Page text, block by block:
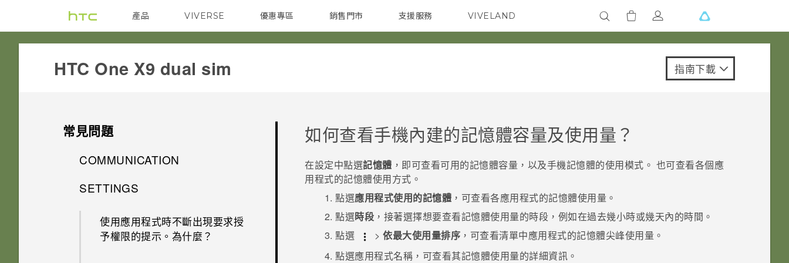
產品
VIVE G REIGNS 智慧型手機 配件
VIVERSE 優惠專區
焦點訊息 校園專案 企業採購
銷售門市
銷售通路 支援服務 VIVELAND
HTC One X9 dual sim‎ 指南下載
常見問題
COMMUNICATION
螢幕在使用擴音功能時會關閉，
如何設定預設的簡訊應用程式？
SETTINGS
使用應用程式時不斷出現要求授
予權限的提示。為什麼？
如何查看手機內建的記憶體容量及使用量？
在設定中點選記憶體 ，即可查看可用的記憶體容量，以及手機記憶體的使用模式。 也可查看各個應
用程式的記憶體使用方式。
點選應用程式使用的記憶體 ，可查看各應用程式的記憶體使用量。
點選時段 ，接著選擇想要查看記憶體使用量的時段，例如在過去幾小時或幾天內的時間。
點選
>依最大使用量排序 ，可查看清單中應用程式的記憶體尖峰使用量。
點選應用程式名稱，可查看其記憶體使用量的詳細資訊。